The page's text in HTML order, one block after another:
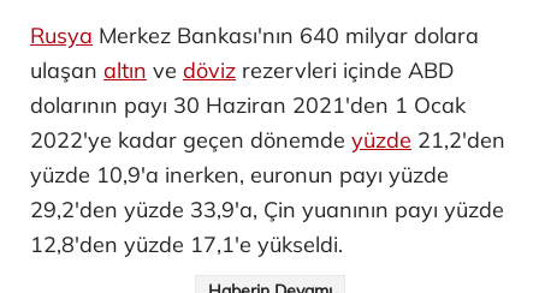
Rusya Merkez Bankası'nın 640 milyar dolara
ulaşan altın ve döviz rezervleri içinde ABD
dolarının payı 30 Haziran 2021'den 1 Ocak
2022'ye kadar geçen dönemde yüzde 21,2'den
yüzde 10,9'a inerken, euronun payı yüzde
29,2'den yüzde 33,9'a, Çin yuanının payı yüzde
12,8'den yüzde 17,1'e yükseldi.